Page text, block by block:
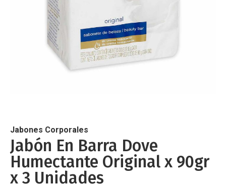
de
la
galería
de
imágenes
Jabones Corporales
Jabón En Barra Dove
Humectante Original x 90gr
x 3 Unidades